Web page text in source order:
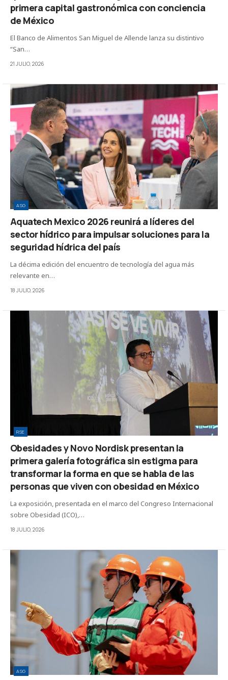
primera capital gastronómica con conciencia
de México
El Banco de Alimentos San Miguel de Allende lanza su distintivo
“San…
21 JULIO, 2026
ASG
Aquatech Mexico 2026 reunirá a líderes del
sector hídrico para impulsar soluciones para la
seguridad hídrica del país
La décima edición del encuentro de tecnología del agua más
relevante en…
18 JULIO, 2026
RSE
Obesidades y Novo Nordisk presentan la
primera galería fotográfica sin estigma para
transformar la forma en que se habla de las
personas que viven con obesidad en México
La exposición, presentada en el marco del Congreso Internacional
sobre Obesidad (ICO),…
18 JULIO, 2026
ASG